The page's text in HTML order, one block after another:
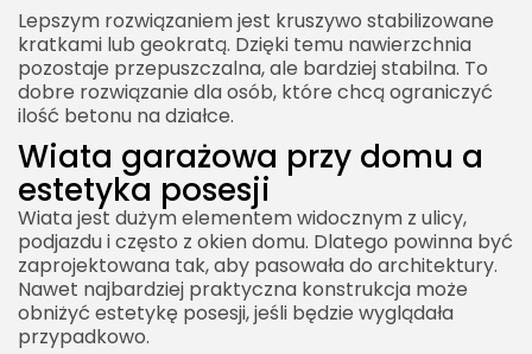
zastrzeżone. Treści umieszczone na stronie
chronione są prawem autorskim.
Lepszym rozwiązaniem jest kruszywo stabilizowane
kratkami lub geokratą. Dzięki temu nawierzchnia
pozostaje przepuszczalna, ale bardziej stabilna. To
dobre rozwiązanie dla osób, które chcą ograniczyć
ilość betonu na działce.
Wiata garażowa przy domu a
estetyka posesji
Wiata jest dużym elementem widocznym z ulicy,
podjazdu i często z okien domu. Dlatego powinna być
zaprojektowana tak, aby pasowała do architektury.
Nawet najbardziej praktyczna konstrukcja może
obniżyć estetykę posesji, jeśli będzie wyglądała
przypadkowo.